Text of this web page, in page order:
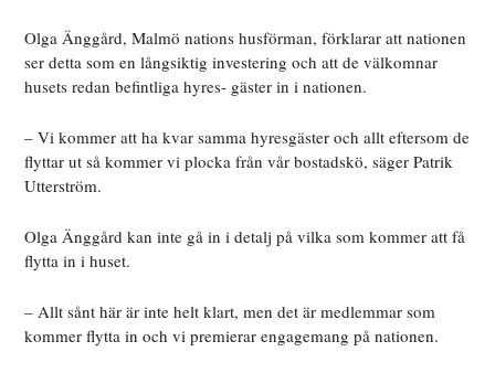
Olga Änggård, Malmö nations husförman, förklarar att nationen
ser detta som en långsiktig investering och att de välkomnar
husets redan befintliga hyres- gäster in i nationen.
– Vi kommer att ha kvar samma hyresgäster och allt eftersom de
flyttar ut så kommer vi plocka från vår bostadskö, säger Patrik
Utterström.
Olga Änggård kan inte gå in i detalj på vilka som kommer att få
flytta in i huset.
– Allt sånt här är inte helt klart, men det är medlemmar som
kommer flytta in och vi premierar engagemang på nationen.